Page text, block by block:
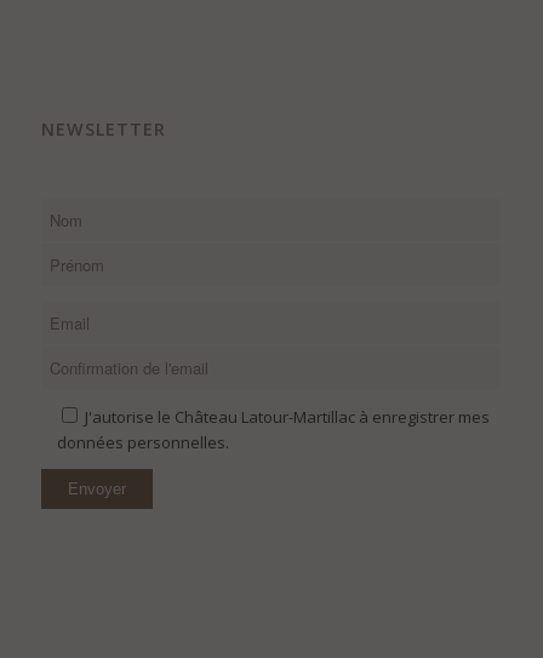
NEWSLETTER
J'autorise le Château Latour-Martillac à enregistrer mes
données personnelles.